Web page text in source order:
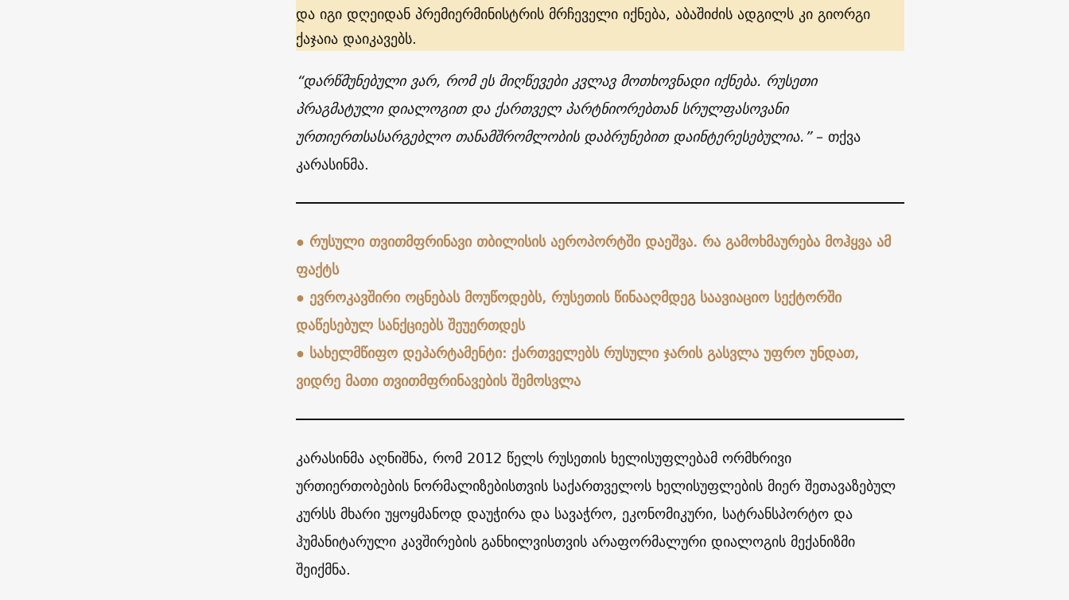
და იგი დღეიდან პრემიერმინისტრის მრჩეველი იქნება, აბაშიძის ადგილს კი გიორგი
ქაჯაია დაიკავებს.
“დარწმუნებული ვარ, რომ ეს მიღწევები კვლავ მოთხოვნადი იქნება. რუსეთი
პრაგმატული დიალოგით და ქართველ პარტნიორებთან სრულფასოვანი
ურთიერთსასარგებლო თანამშრომლობის დაბრუნებით დაინტერესებულია.”– თქვა
კარასინმა.
● რუსული თვითმფრინავი თბილისის აეროპორტში დაეშვა. რა გამოხმაურება მოჰყვა ამ
ფაქტს
● ევროკავშირი ოცნებას მოუწოდებს, რუსეთის წინააღმდეგ საავიაციო სექტორში
დაწესებულ სანქციებს შეუერთდეს
● სახელმწიფო დეპარტამენტი: ქართველებს რუსული ჯარის გასვლა უფრო უნდათ,
ვიდრე მათი თვითმფრინავების შემოსვლა
კარასინმა აღნიშნა, რომ 2012 წელს რუსეთის ხელისუფლებამ ორმხრივი
ურთიერთობების ნორმალიზებისთვის საქართველოს ხელისუფლების მიერ შეთავაზებულ
კურსს მხარი უყოყმანოდ დაუჭირა და სავაჭრო, ეკონომიკური, სატრანსპორტო და
ჰუმანიტარული კავშირების განხილვისთვის არაფორმალური დიალოგის მექანიზმი
შეიქმნა.